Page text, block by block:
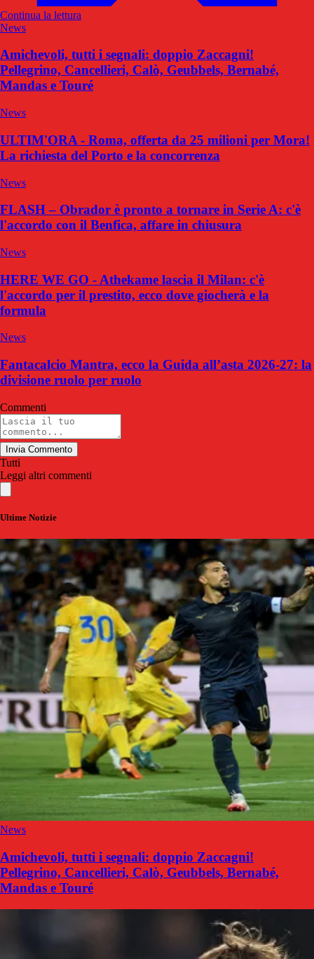
Continua la lettura
News
Amichevoli, tutti i segnali: doppio Zaccagni!
Pellegrino, Cancellieri, Calò, Geubbels, Bernabé,
Mandas e Touré
News
ULTIM'ORA - Roma, offerta da 25 milioni per Mora!
La richiesta del Porto e la concorrenza
News
FLASH – Obrador è pronto a tornare in Serie A: c'è
l'accordo con il Benfica, affare in chiusura
News
HERE WE GO - Athekame lascia il Milan: c'è
l'accordo per il prestito, ecco dove giocherà e la
formula
News
Fantacalcio Mantra, ecco la Guida all’asta 2026-27: la
divisione ruolo per ruolo
Commenti
Invia Commento
Tutti
Leggi altri commenti
Ultime Notizie
News
Amichevoli, tutti i segnali: doppio Zaccagni!
Pellegrino, Cancellieri, Calò, Geubbels, Bernabé,
Mandas e Touré